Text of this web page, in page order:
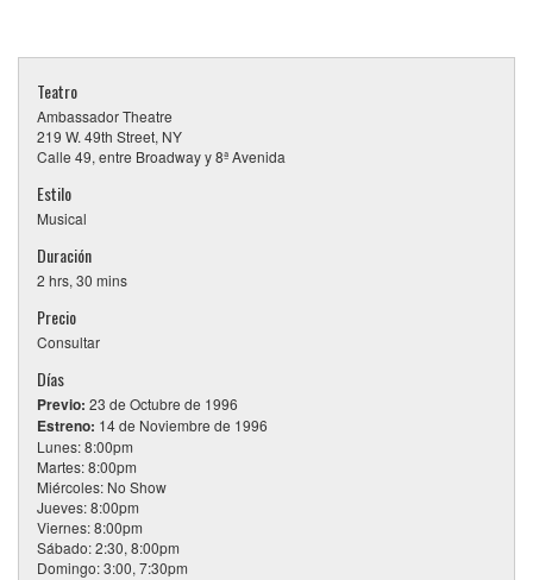
Teatro
Ambassador Theatre
219 W. 49th Street, NY
Calle 49, entre Broadway y 8ª Avenida
Estilo
Musical
Duración
2 hrs, 30 mins
Precio
Consultar
Días
Previo: 23 de Octubre de 1996
Estreno: 14 de Noviembre de 1996
Lunes: 8:00pm
Martes: 8:00pm
Miércoles: No Show
Jueves: 8:00pm
Viernes: 8:00pm
Sábado: 2:30, 8:00pm
Domingo: 3:00, 7:30pm